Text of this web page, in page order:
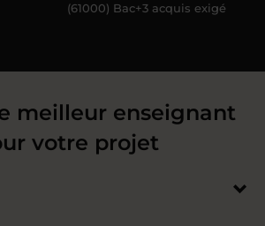
(61000) Bac+3 acquis exigé
meilleur enseignant
votre projet